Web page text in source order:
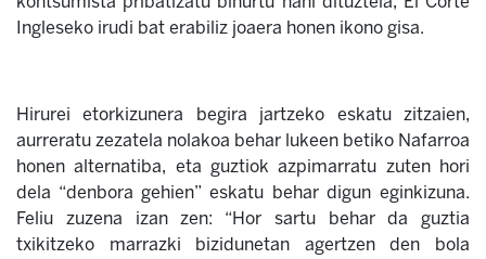
Ingleseko irudi bat erabiliz joaera honen ikono gisa.
Hirurei etorkizunera begira jartzeko eskatu zitzaien,
aurreratu zezatela nolakoa behar lukeen betiko Nafarroa
honen alternatiba, eta guztiok azpimarratu zuten hori
dela “denbora gehien” eskatu behar digun eginkizuna.
Feliu zuzena izan zen: “Hor sartu behar da guztia
txikitzeko marrazki bizidunetan agertzen den bola